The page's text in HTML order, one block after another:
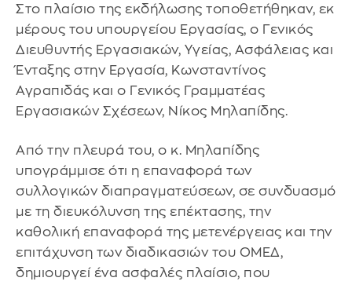
Στο πλαίσιο της εκδήλωσης τοποθετήθηκαν, εκ
μέρους του υπουργείου Εργασίας, ο Γενικός
Διευθυντής Εργασιακών, Υγείας, Ασφάλειας και
Ένταξης στην Εργασία, Κωνσταντίνος
Αγραπιδάς και ο Γενικός Γραμματέας
Εργασιακών Σχέσεων, Νίκος Μηλαπίδης.
Από την πλευρά του, ο κ. Μηλαπίδης
υπογράμμισε ότι η επαναφορά των
συλλογικών διαπραγματεύσεων, σε συνδυασμό
με τη διευκόλυνση της επέκτασης, την
καθολική επαναφορά της μετενέργειας και την
επιτάχυνση των διαδικασιών του ΟΜΕΔ,
δημιουργεί ένα ασφαλές πλαίσιο, που